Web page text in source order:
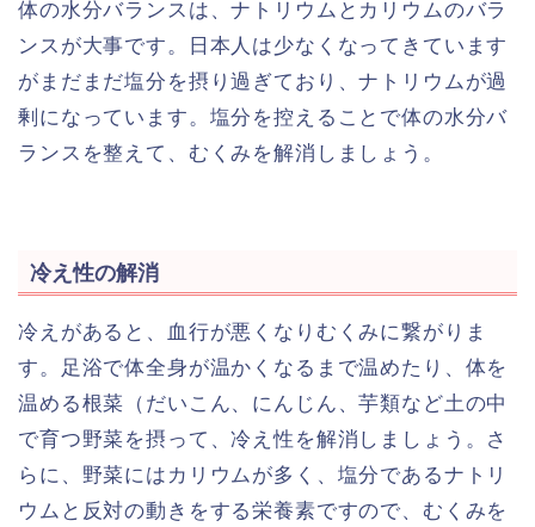
体の水分バランスは、ナトリウムとカリウムのバラ
ンスが大事です。日本人は少なくなってきています
がまだまだ塩分を摂り過ぎており、ナトリウムが過
剰になっています。塩分を控えることで体の水分バ
ランスを整えて、むくみを解消しましょう。
冷え性の解消
冷えがあると、血行が悪くなりむくみに繋がりま
す。足浴で体全身が温かくなるまで温めたり、体を
温める根菜（だいこん、にんじん、芋類など土の中
で育つ野菜を摂って、冷え性を解消しましょう。さ
らに、野菜にはカリウムが多く、塩分であるナトリ
ウムと反対の動きをする栄養素ですので、むくみを